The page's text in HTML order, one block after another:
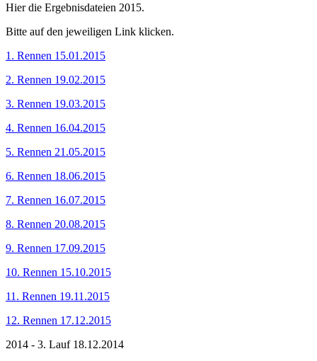
Hier die Ergebnisdateien 2015.
Bitte auf den jeweiligen Link klicken.
1. Rennen 15.01.2015
2. Rennen 19.02.2015
3. Rennen 19.03.2015
4. Rennen 16.04.2015
5. Rennen 21.05.2015
6. Rennen 18.06.2015
7. Rennen 16.07.2015
8. Rennen 20.08.2015
9. Rennen 17.09.2015
10. Rennen 15.10.2015
11. Rennen 19.11.2015
12. Rennen 17.12.2015
2014 - 3. Lauf 18.12.2014